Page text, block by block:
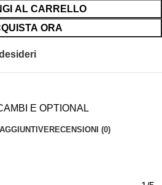
AL CARRELLO
ORA
E OPTIONAL
RECENSIONI (0)